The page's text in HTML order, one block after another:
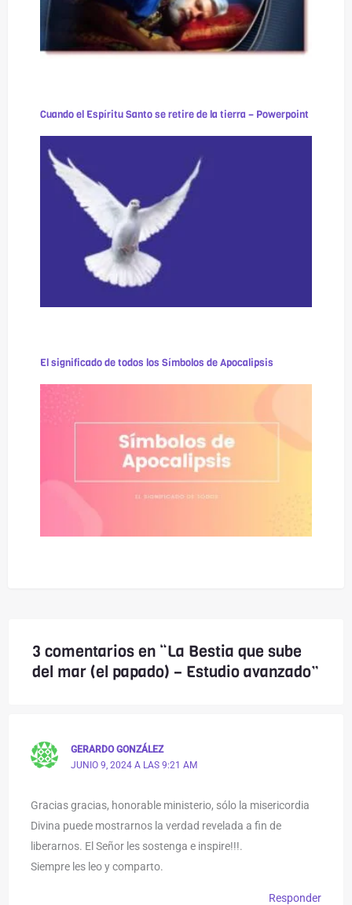
Cuando el Espíritu Santo se retire de la tierra – Powerpoint
El significado de todos los Símbolos de Apocalipsis
3 comentarios en “La Bestia que sube
del mar (el papado) – Estudio avanzado”
GERARDO GONZÁLEZ
JUNIO 9, 2024 A LAS 9:21 AM
Gracias gracias, honorable ministerio, sólo la misericordia
Divina puede mostrarnos la verdad revelada a fin de
liberarnos. El Señor les sostenga e inspire!!!.
Siempre les leo y comparto.
Responder